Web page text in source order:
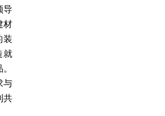
导
材
装
就
与
共